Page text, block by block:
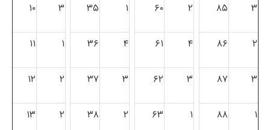
۳ ۸۵ ۲ ۶۰ ۱ ۳۵ ۳ ۱۰
۲ ۸۶ ۴ ۶۱ ۴ ۳۶ ۱ ۱۱
۳ ۸۷ ۳ ۶۲ ۳ ۳۷ ۲ ۱۲
۱ ۸۸ ۱ ۶۳ ۲ ۳۸ ۲ ۱۳